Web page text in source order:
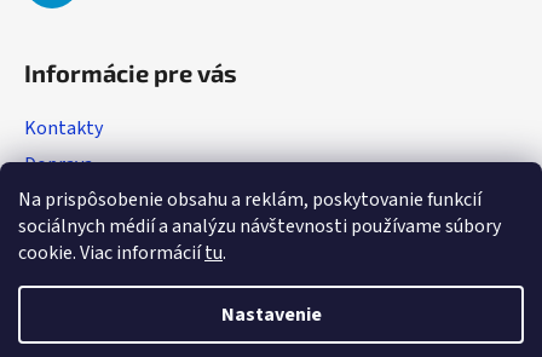
Na prispôsobenie obsahu a reklám, poskytovanie funkcií
sociálnych médií a analýzu návštevnosti používame súbory
cookie. Viac informáciítu.
Nastavenie
Informácie pre vás
Kontakty
Doprava
Obchodné podmienky
Podmienky ochrany osobných údajov